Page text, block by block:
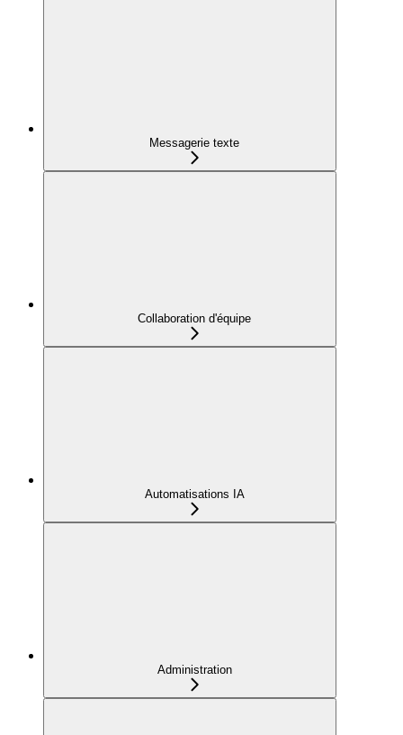
Messagerie texte
Collaboration d'équipe
Automatisations IA
Administration